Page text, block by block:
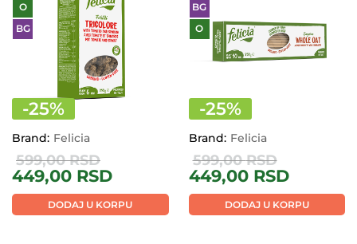
O
BG
-25%
Brand: Felicia
449,00 RSD
599,00RSD
DODAJ U KORPU
BG
O
-25%
Brand: Felicia
449,00 RSD
599,00RSD
DODAJ U KORPU